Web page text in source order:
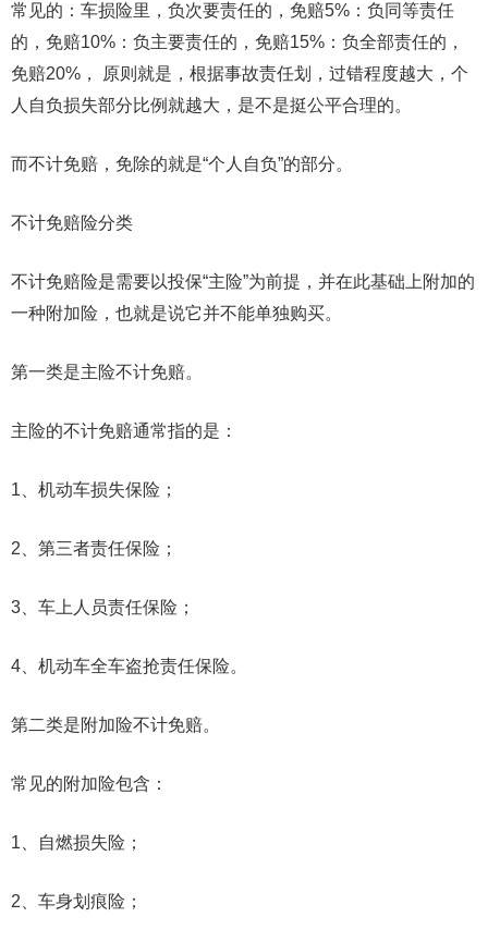
常见的：车损险里，负次要责任的，免赔5%：负同等责任
的，免赔10%：负主要责任的，免赔15%：负全部责任的，
免赔20%， 原则就是，根据事故责任划，过错程度越大，个
人自负损失部分比例就越大，是不是挺公平合理的。
而不计免赔，免除的就是“个人自负”的部分。
不计免赔险分类
不计免赔险是需要以投保“主险”为前提，并在此基础上附加的
一种附加险，也就是说它并不能单独购买。
第一类是主险不计免赔。
主险的不计免赔通常指的是：
1、机动车损失保险；
2、第三者责任保险；
3、车上人员责任保险；
4、机动车全车盗抢责任保险。
第二类是附加险不计免赔。
常见的附加险包含：
1、自燃损失险；
2、车身划痕险；